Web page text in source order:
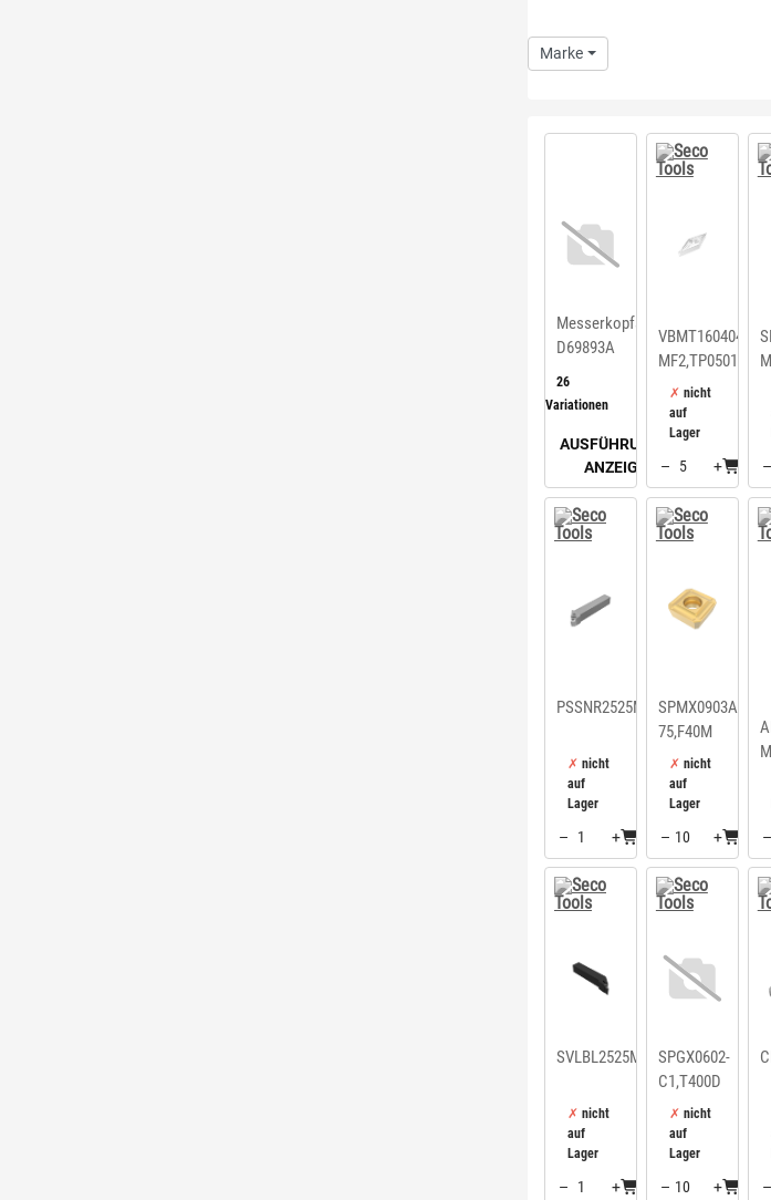
Marke
26
Variationen
AUSFÜHRUNGEN
ANZEIGEN
Messerkopfaufnahme
D69893A
KKB
Haimer
VBMT160404-
MF2,TP0501
nicht
auf
Lager
–
+
Menge: 5
–
PSSNR2525M12
nicht
auf
Lager
–
+
Menge: 1
SPMX0903AP-
75,F40M
nicht
auf
Lager
–
+
Menge: 10
–
SVLBL2525M16
nicht
auf
Lager
–
+
SPGX0602-
C1,T400D
nicht
auf
Lager
–
+
–